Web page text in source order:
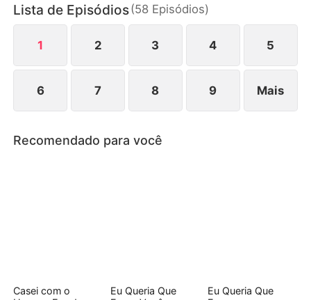
mudam de direção complicam tudo.
Lista de Episódios(58 Episódios)
1 2 3 4 5
6 7 8 9 Mais
Recomendado para você
Casei com o
Eu Queria Que
Eu Queria Que